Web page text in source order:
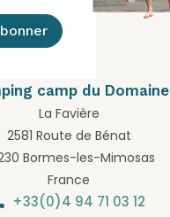
camp du Domaine
La Favière
2581 Route de Bénat
Bormes-les-Mimosas
France
+33(0)4 94 71 03 12